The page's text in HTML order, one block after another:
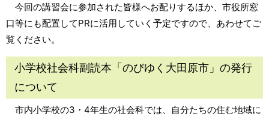
今回の講習会に参加された皆様へお配りするほか、市役所窓
口等にも配置してPRに活用していく予定ですので、あわせてご
覧ください。
小学校社会科副読本「のびゆく大田原市」の発行
について
市内小学校の3・4年生の社会科では、自分たちの住む地域に